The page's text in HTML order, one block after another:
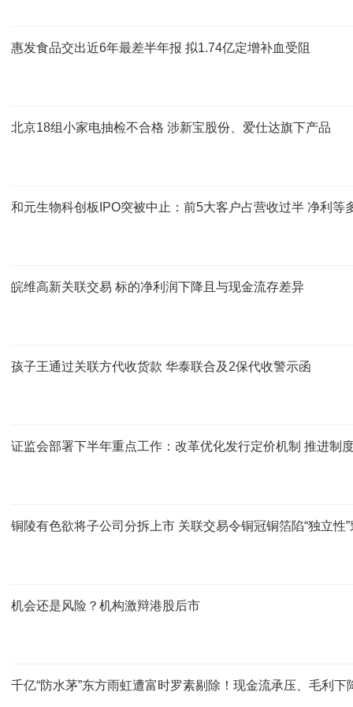
惠发食品交出近6年最差半年报 拟1.74亿定增补血受阻
北京18组小家电抽检不合格 涉新宝股份、爱仕达旗下产品
和元生物科创板IPO突被中止：前5大客户占营收过半 净利等
皖维高新关联交易 标的净利润下降且与现金流存差异
孩子王通过关联方代收货款 华泰联合及2保代收警示函
证监会部署下半年重点工作：改革优化发行定价机制 推进制
铜陵有色欲将子公司分拆上市 关联交易令铜冠铜箔陷“独立性”
机会还是风险？机构激辩港股后市
千亿“防水茅”东方雨虹遭富时罗素剔除！现金流承压、毛利下